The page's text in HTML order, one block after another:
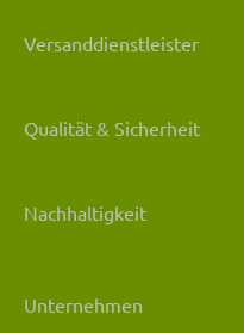
Versanddienstleister
Qualität & Sicherheit
Nachhaltigkeit
Unternehmen